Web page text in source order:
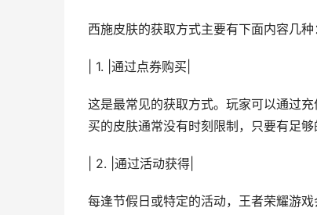
西施皮肤的获取方式主要有下面内容几种
| 1. |通过点券购买|
这是最常见的获取方式。玩家可以通过
买的皮肤通常没有时刻限制，只要有足够
| 2. |通过活动获得|
每逢节假日或特定的活动，王者荣耀游